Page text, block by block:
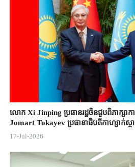
លោក Xi Jinping ប្រធានរដ្ឋចិន​ជួបពិភាក្សា​
Jomart ​Tokayev ​ប្រធានាធិបតី​កាហ្សាក់ស្ថ
17-Jul-2026